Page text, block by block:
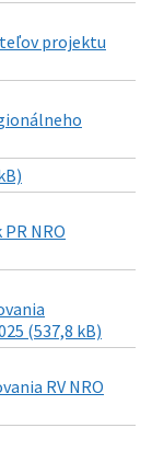
projektu
NRO
(537,8 kB)
RV NRO